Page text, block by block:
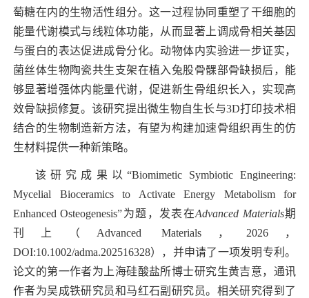
萄糖在内的生物活性组分。这一过程协同重塑了干细胞的
能量代谢模式与线粒体功能，从而显著上调成骨相关基因
与蛋白的表达促进成骨分化。动物体内实验进一步证实，
菌丝体生物陶瓷共生支架在植入兔股骨髁部骨缺损后，能
够显著增强体内能量代谢，促进新生骨组织长入，实现高
效骨缺损修复。该研究提出微生物自生长与3D打印技术相
结合的生物制造新方法，有望为构建加速骨组织再生的仿
生材料提供一种新策略。
该研究成果以“Biomimetic Symbiotic Engineering:
Mycelial Bioceramics to Activate Energy Metabolism for
Enhanced Osteogenesis”为题，发表在Advanced Materials期
刊上（ Advanced Materials， 2026，
DOI:10.1002/adma.202516328），并申请了一项发明专利。
论文的第一作者为上海硅酸盐所博士研究生黄吉意，通讯
作者为吴成铁研究员和马红石副研究员。相关研究得到了